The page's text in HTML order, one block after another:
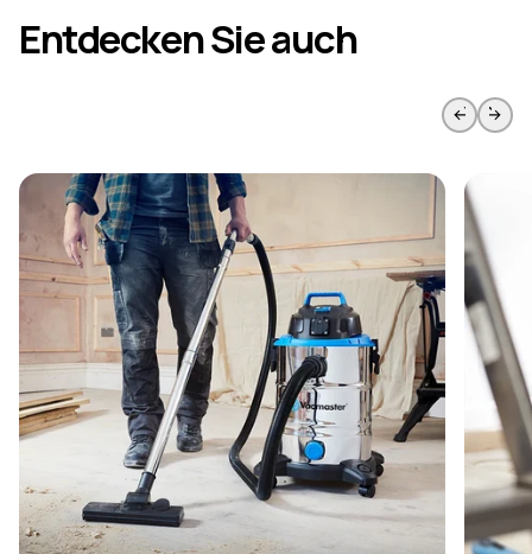
Entdecken Sie auch
Zur vorherigen Seite springen Weiter